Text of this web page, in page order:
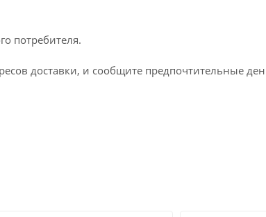
потребителя.
доставки, и сообщите предпочтительные